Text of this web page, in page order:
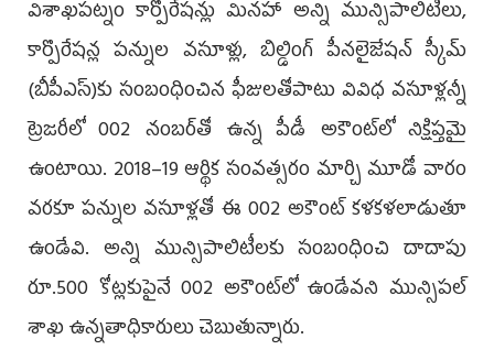
విశాఖపట్నం కార్పొరేషన్లు మినహా అన్ని మున్సిపాలిటీలు,
కార్పొరేషన్ల పన్నుల వసూళ్లు, బిల్డింగ్‌ పీనలైజేషన్‌ స్కీమ్‌
(బీపీఎస్‌)కు సంబంధించిన ఫీజులతోపాటు వివిధ వసూళ్లన్నీ
ట్రెజరీలో 002 నంబర్‌తో ఉన్న పీడీ అకౌంట్‌లో నిక్షిప్తమై
ఉంటాయి. 2018–19 ఆర్థిక సంవత్సరం మార్చి మూడో వారం
వరకూ పన్నుల వసూళ్లతో ఈ 002 అకౌంట్‌ కళకళలాడుతూ
ఉండేవి. అన్ని మున్సిపాలిటీలకు సంబంధించి దాదాపు
రూ.500 కోట్లకుపైనే 002 అకౌంట్‌లో ఉండేవని మున్సిపల్‌
శాఖ ఉన్నతాధికారులు చెబుతున్నారు.